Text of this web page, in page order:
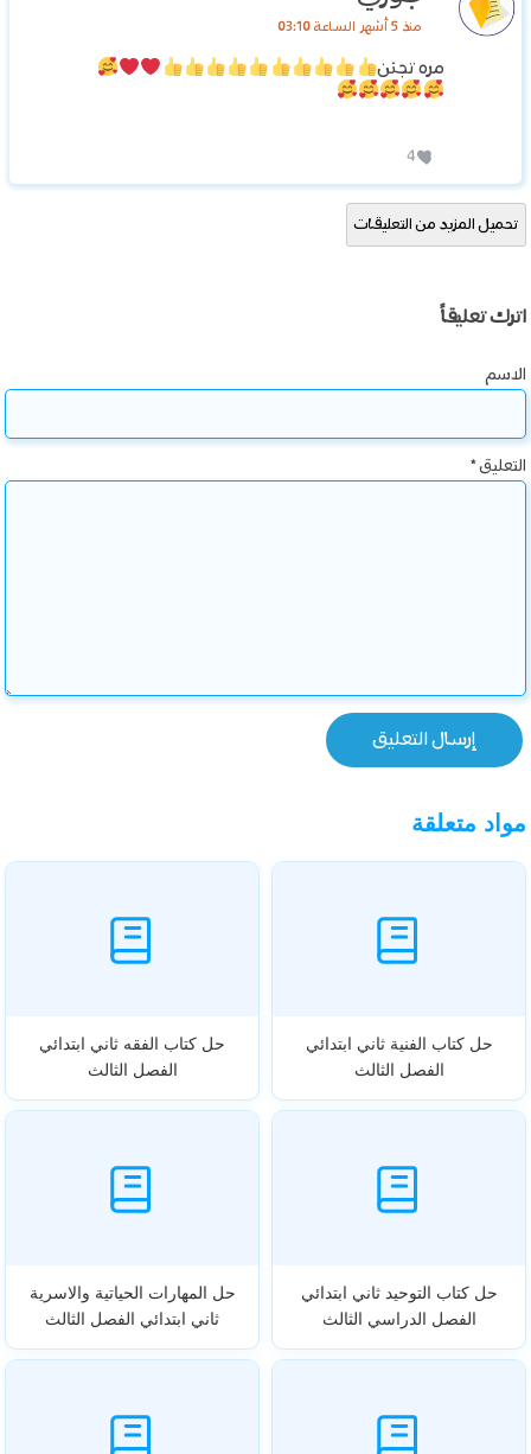
منذ 5 أشهر الساعة 03:10
مره تجنن
4
تحميل المزيد من التعليقات
اترك تعليقاً
الاسم
التعليق*
مواد متعلقة
حل كتاب الفنية ثاني ابتدائي
الفصل الثالث
حل كتاب الفقه ثاني ابتدائي
الفصل الثالث
حل كتاب التوحيد ثاني ابتدائي
الفصل الدراسي الثالث
حل المهارات الحياتية والاسرية
ثاني ابتدائي الفصل الثالث